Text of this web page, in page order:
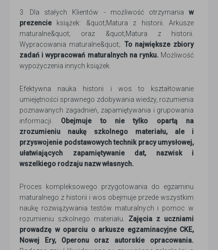
3. Dla stałych Klientów - możliwość otrzymania w
prezencieksiążek: &quot;Matura z historii. Arkusze
maturalne&quot; oraz &quot;Matura z historii.
Wypracowania maturalne&quot;. To największe zbiory
zadań i wypracowań maturalnych na rynku. Możliwość
wypożyczenia innych książek.
Efektywna nauka historii i wos to kształtowanie
umiejętności sprawnego zdobywania wiedzy, rozumienia
poznawanych zagadnień, zapamiętywania i grupowania
informacji. Obejmuje to nie tylko opartą na
zrozumieniu naukę szkolnego materiału, ale i
przyswojenie podstawowych technik pracy umysłowej,
ułatwiających zapamiętywanie dat, nazwisk i
wszelkiego rodzaju nazw własnych.
Proces kompleksowego przygotowania do egzaminu
maturalnego z historii i wos obejmuje przede wszystkim
naukę rozwiązywania testów maturalnych i pomoc w
rozumieniu szkolnego materiału. Zajęcia z uczniami
prowadzę w oparciu o arkusze egzaminacyjne CKE,
Nowej Ery, Operonu oraz autorskie opracowania.